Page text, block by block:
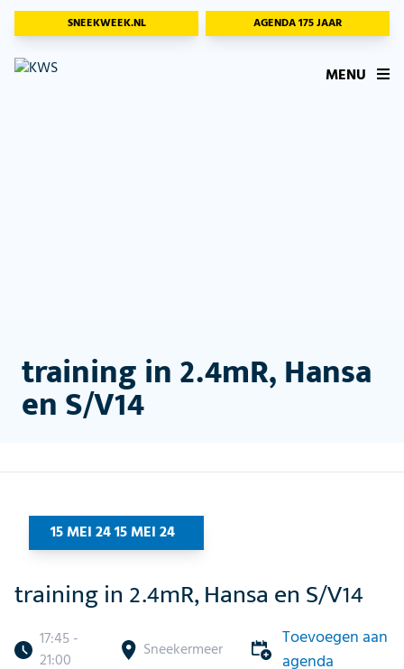
SNEEKWEEK.NL AGENDA 175 JAAR
MENU
training in 2.4mR, Hansa
en S/V14
15 MEI 24 15 MEI 24
training in 2.4mR, Hansa en S/V14
17:45 -
21:00
Sneekermeer
Toevoegen aan
agenda